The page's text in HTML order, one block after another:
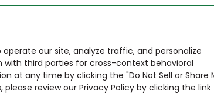
our site, analyze traffic, and personalize
third parties for cross-context behavioral
at any time by clicking the "Do Not Sell or Share
review our Privacy Policy by clicking the link